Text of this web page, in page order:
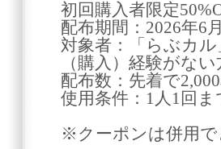
初回購入者限定
配布期間：2026年6
対象者：「らぶカ
（購入）経験がない
配布数：先着で
使用条件：1人1回
※クーポンは併用